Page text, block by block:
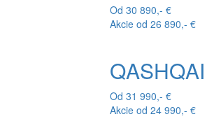
Od 30 890,- €
Akcie od 26 890,- €
QASHQAI
Od 31 990,- €
Akcie od 24 990,- €